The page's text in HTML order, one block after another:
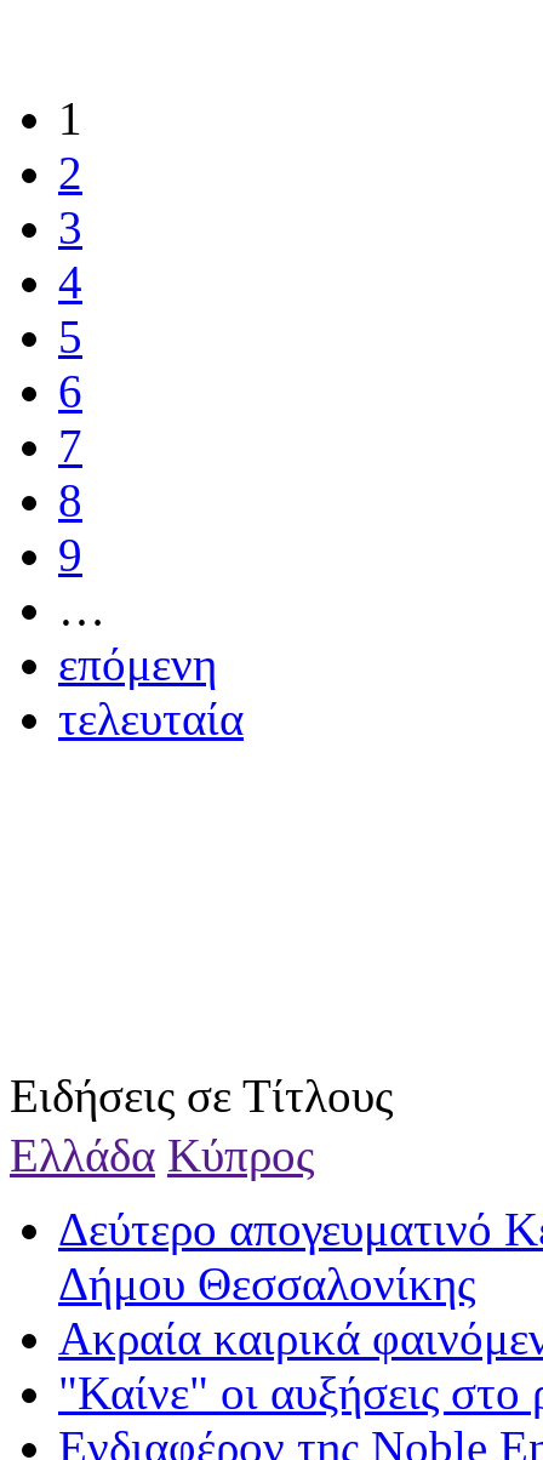
1
2
3
4
5
6
7
8
9
…
επόμενη
τελευταία
Ειδήσεις σε Τίτλους
Ελλάδα Κύπρος
Δεύτερο απογευματινό
Δήμου Θεσσαλονίκης
Ακραία καιρικά
"Καίνε" οι αυξήσεις στο
Ενδιαφέρον της Νoble